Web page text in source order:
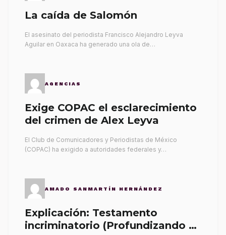
La caída de Salomón
El asesinato del periodista Francisco Alejandro Leyva
Aguilar en Oaxaca ha generado una ola de…
AGENCIAS
Exige COPAC el esclarecimiento
del crimen de Alex Leyva
El Club de Comunicadores y Periodistas de México
(COPAC) ha exigido a autoridades federales y…
AMADO SANMARTÍN HERNÁNDEZ
Explicación: Testamento
incriminatorio (Profundizando su